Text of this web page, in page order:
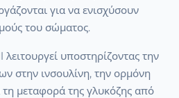
για να ενισχύσουν
του σώματος.
υποστηρίζοντας την
στην ινσουλίνη, την ορμόνη
τη μεταφορά της γλυκόζης από